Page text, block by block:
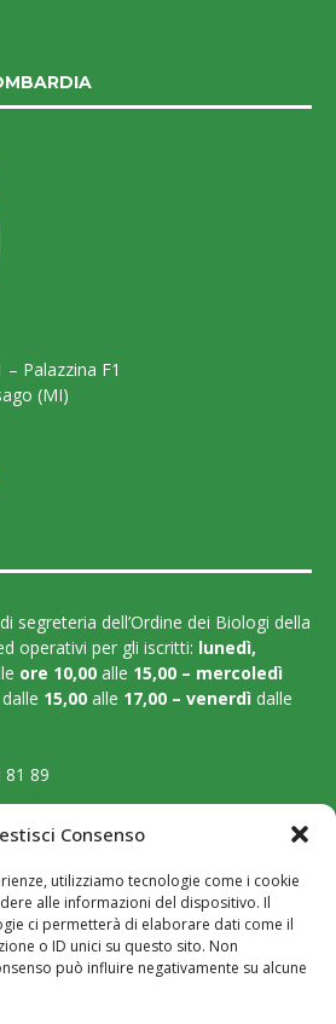
Consenso
utilizziamo tecnologie come i cookie
alle informazioni del dispositivo. Il
ci permetterà di elaborare dati come il
o ID unici su questo sito. Non
può influire negativamente su alcune
Palazzina F1
(MI)
segreteria dell’Ordine dei Biologi della
operativi per gli iscritti: lunedì,
ore 10,00 alle 15,00 – mercoledì
15,00 alle 17,00 – venerdì dalle
81 89